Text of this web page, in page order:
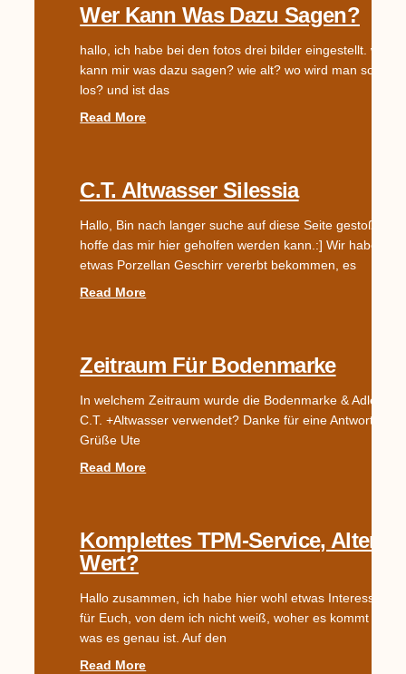
Wer Kann Was Dazu Sagen?
hallo, ich habe bei den fotos drei bilder eingestellt. wer
kann mir was dazu sagen? wie alt? wo wird man sowas
los? und ist das
Read More
C.T. Altwasser Silessia
Hallo, Bin nach langer suche auf diese Seite gestoßen
hoffe das mir hier geholfen werden kann.:] Wir haben
etwas Porzellan Geschirr vererbt bekommen, es
Read More
Zeitraum Für Bodenmarke
In welchem Zeitraum wurde die Bodenmarke & Adler +
C.T. +Altwasser verwendet? Danke für eine Antwort.
Grüße Ute
Read More
Komplettes TPM-Service, Alter?
Wert?
Hallo zusammen, ich habe hier wohl etwas Interessantes
für Euch, von dem ich nicht weiß, woher es kommt und
was es genau ist. Auf den
Read More